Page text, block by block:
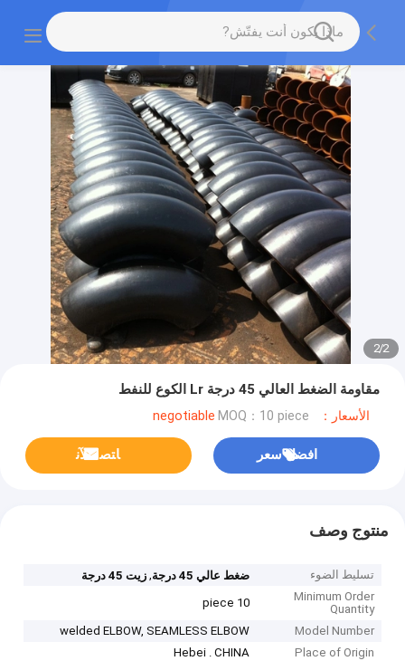
2
/
2
مقاومة الضغط العالي 45 درجة Lr الكوع للنفط
الأسعار：negotiable MOQ：10 piece
افضل سعر ﺎﺘﺼﻟ ﺍﻶﻧ
منتوج وصف
تسليط الضوء ضغط عالي 45 درجة ,زيت 45 درجة
Minimum Order
Quantity
10 piece
Model Number
welded ELBOW, SEAMLESS ELBOW
Place of Origin
Hebei . CHINA